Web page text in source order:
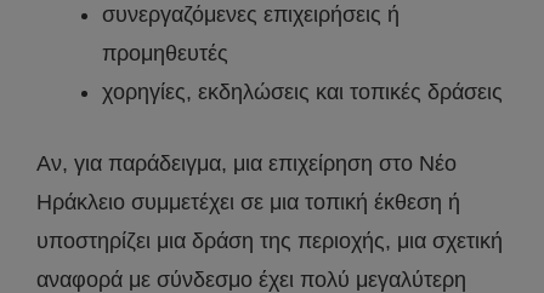
συνεργαζόμενες επιχειρήσεις ή
προμηθευτές
χορηγίες, εκδηλώσεις και τοπικές δράσεις
Αν, για παράδειγμα, μια επιχείρηση στο Νέο
Ηράκλειο συμμετέχει σε μια τοπική έκθεση ή
υποστηρίζει μια δράση της περιοχής, μια σχετική
αναφορά με σύνδεσμο έχει πολύ μεγαλύτερη